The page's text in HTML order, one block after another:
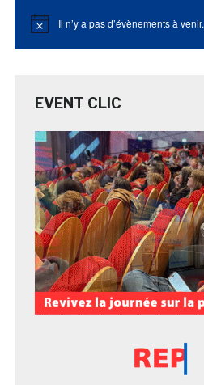
Notice Il n’y a pas d’évènements à venir.
EVENT CLIC